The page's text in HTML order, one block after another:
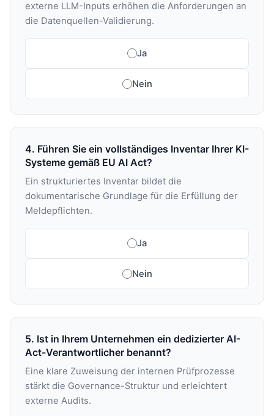
externe LLM-Inputs erhöhen die Anforderungen an
die Datenquellen-Validierung.
Ja
Nein
4. Führen Sie ein vollständiges Inventar Ihrer KI-
Systeme gemäß EU AI Act?
Ein strukturiertes Inventar bildet die
dokumentarische Grundlage für die Erfüllung der
Meldepflichten.
Ja
Nein
5. Ist in Ihrem Unternehmen ein dedizierter AI-
Act-Verantwortlicher benannt?
Eine klare Zuweisung der internen Prüfprozesse
stärkt die Governance-Struktur und erleichtert
externe Audits.